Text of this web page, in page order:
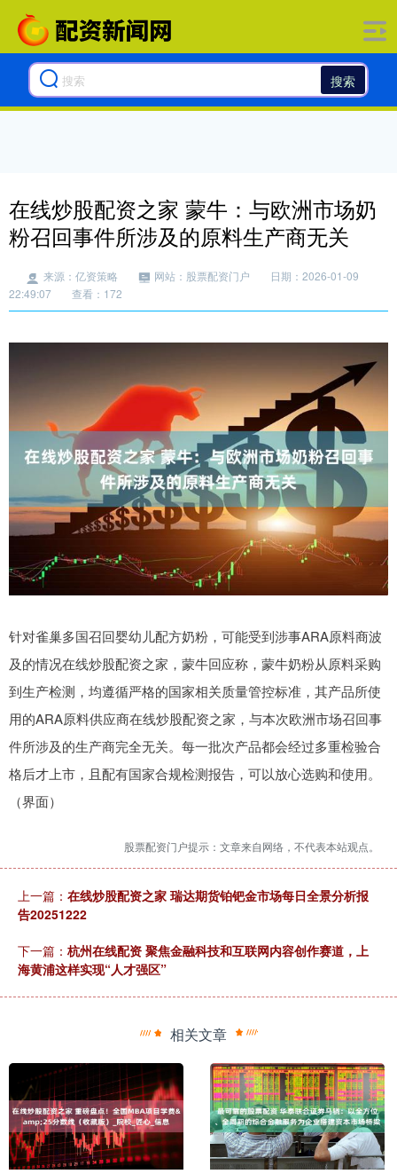
搜索
在线炒股配资之家 蒙牛：与欧洲市场奶
粉召回事件所涉及的原料生产商无关
来源：亿资策略 网站：股票配资门户
日期：2026-01-09
22:49:07
查看：172
针对雀巢多国召回婴幼儿配方奶粉，可能受到涉事ARA原料商波
及的情况在线炒股配资之家，蒙牛回应称，蒙牛奶粉从原料采购
到生产检测，均遵循严格的国家相关质量管控标准，其产品所使
用的ARA原料供应商在线炒股配资之家，与本次欧洲市场召回事
件所涉及的生产商完全无关。每一批次产品都会经过多重检验合
格后才上市，且配有国家合规检测报告，可以放心选购和使用。
（界面）
股票配资门户提示：文章来自网络，不代表本站观点。
上一篇： 在线炒股配资之家 瑞达期货铂钯金市场每日全景分析报
告20251222
下一篇： 杭州在线配资 聚焦金融科技和互联网内容创作赛道，上
海黄浦这样实现“人才强区”
相关文章